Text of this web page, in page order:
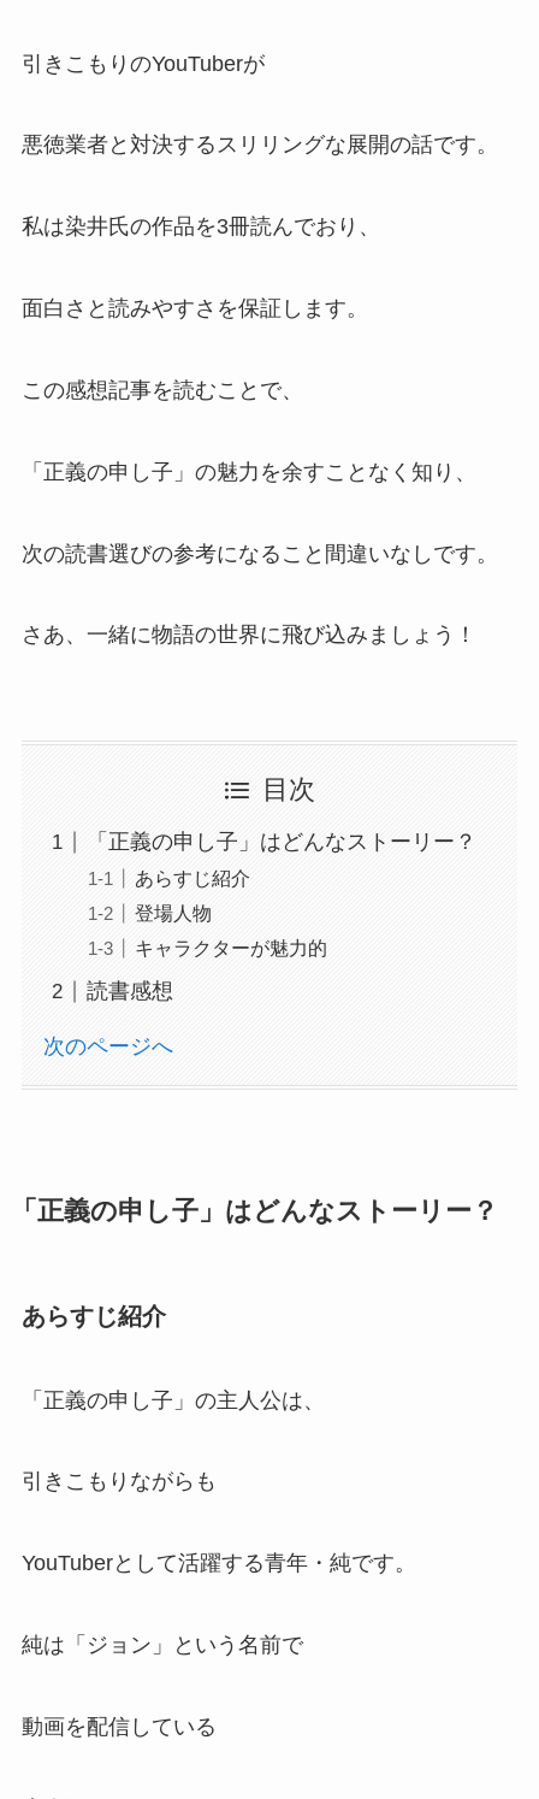
引きこもりのYouTuberが
悪徳業者と対決するスリリングな展開の話です。
私は染井氏の作品を3冊読んでおり、
面白さと読みやすさを保証します。
この感想記事を読むことで、
「正義の申し子」の魅力を余すことなく知り、
次の読書選びの参考になること間違いなしです。
さあ、一緒に物語の世界に飛び込みましょう！
目次
「正義の申し子」はどんなストーリー？
あらすじ紹介
登場人物
キャラクターが魅力的
読書感想
次のページへ
「正義の申し子」はどんなストーリー？
あらすじ紹介
「正義の申し子」の主人公は、
引きこもりながらも
YouTuberとして活躍する青年・純です。
純は「ジョン」という名前で
動画を配信している